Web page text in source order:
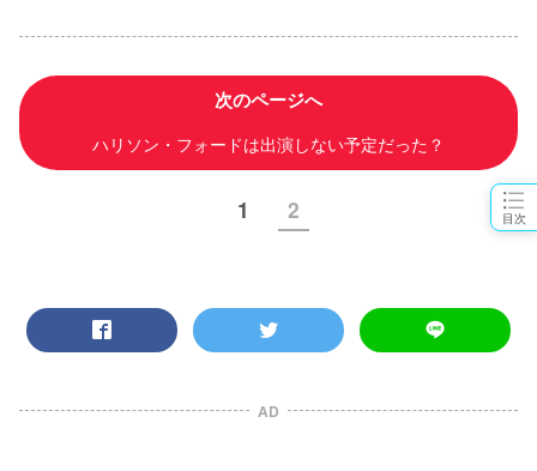
目次
次のページへ
ハリソン・フォードは出演しない予定だった？
1 2
AD